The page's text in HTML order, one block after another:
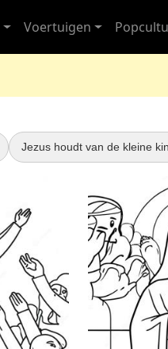
Voertuigen
Jezus houdt van de kleine